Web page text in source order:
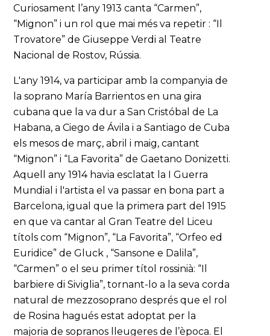
Curiosament l’any 1913 canta “Carmen”,
“Mignon” i un rol que mai més va repetir : “Il
Trovatore” de Giuseppe Verdi al Teatre
Nacional de Rostov, Rússia.
L'any 1914, va participar amb la companyia de
la soprano María Barrientos en una gira
cubana que la va dur a San Cristóbal de La
Habana, a Ciego de Ávila i a Santiago de Cuba
els mesos de març, abril i maig, cantant
“Mignon” i “La Favorita” de Gaetano Donizetti.
Aquell any 1914 havia esclatat la I Guerra
Mundial i l'artista el va passar en bona part a
Barcelona, igual que la primera part del 1915
en que va cantar al Gran Teatre del Liceu
títols com “Mignon”, “La Favorita”, “Orfeo ed
Euridice” de Gluck , “Sansone e Dalila”,
“Carmen” o el seu primer títol rossinià: “Il
barbiere di Siviglia”, tornant-lo a la seva corda
natural de mezzosoprano després que el rol
de Rosina hagués estat adoptat per la
majoria de sopranos lleugeres de l’època. El